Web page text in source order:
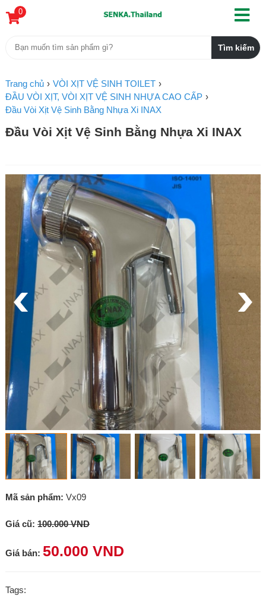
0
Trang chủ
VÒI XỊT VỆ SINH TOILET
ĐẦU VÒI XỊT, VÒI XỊT VỆ SINH NHỰA CAO CẤP
Đầu Vòi Xịt Vệ Sinh Bằng Nhựa Xi INAX
Đầu Vòi Xịt Vệ Sinh Bằng Nhựa Xi INAX
Mã sản phẩm: Vx09
Giá cũ: 100.000 VND
Giá bán: 50.000 VND
Tags: